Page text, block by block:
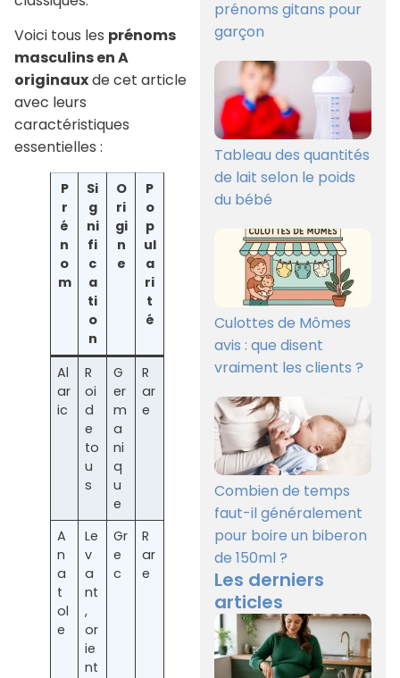
Voici tous les prénoms
masculins en A
originauxde cet article
avec leurs
caractéristiques
essentielles :
P
r
é
n
o
m
Si
g
ni
fi
c
a
ti
o
n
O
ri
gi
n
e
P
o
p
ul
a
ri
t
é
Al
ar
ic
R
oi
d
e
to
u
s
G
er
m
a
ni
q
u
e
R
ar
e
A
n
a
t
ol
e
Le
v
a
nt
,
or
ie
nt
Gr
e
c
R
ar
e
prénoms gitans pour
garçon
Tableau des quantités
de lait selon le poids
du bébé
Culottes de Mômes
avis : que disent
vraiment les clients ?
Combien de temps
faut-il généralement
pour boire un biberon
de 150ml ?
Les derniers
articles